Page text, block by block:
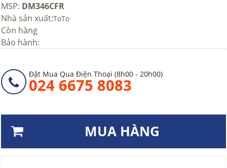
MSP: DM346CFR
Nhà sản xuất:ToTo
Còn hàng
Bảo hành:
Đặt Mua Qua Điện Thoại (8h00 - 20h00)
024 6675 8083
MUA HÀNG